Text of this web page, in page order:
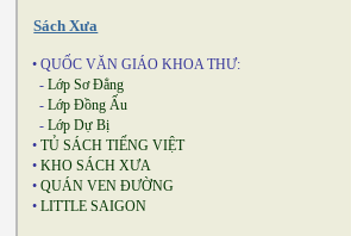
Sách Xưa
• QUỐC VĂN GIÁO KHOA THƯ:
- Lớp Sơ Đẳng
- Lớp Đồng Ấu
- Lớp Dự Bị
• TỦ SÁCH TIẾNG VIỆT
• KHO SÁCH XƯA
• QUÁN VEN ĐƯỜNG
• LITTLE SAIGON